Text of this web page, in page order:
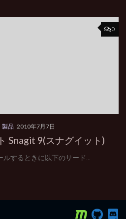
0
製品 2010年7月7日
Snagit 9(スナグイット)
ルするときに以下のサード...